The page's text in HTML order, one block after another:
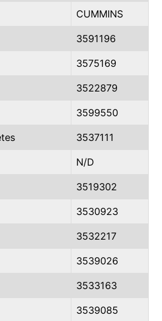
CUMMINS
3591196
3575169
3522879
3599550
3537111
N/D
3519302
3530923
3532217
3539026
3533163
3539085